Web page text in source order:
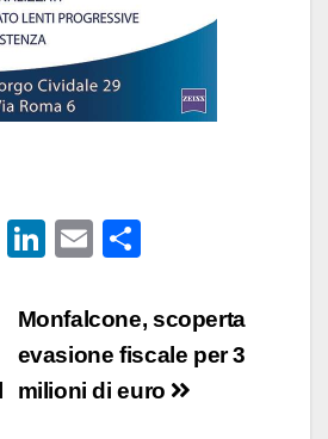
W
at
A
Li
k
e
dI
E
ail n
di
vi
Monfalcone, scoperta
evasione fiscale per 3
milioni di euro